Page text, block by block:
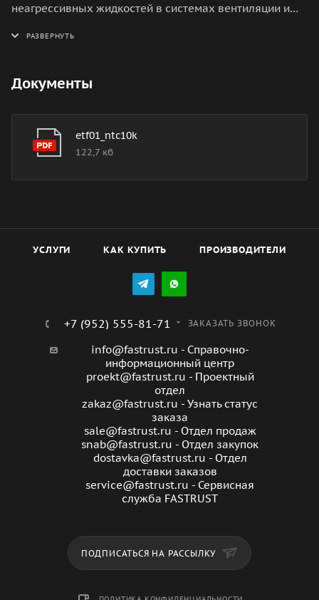
неагрессивных жидкостей в системах вентиляции и
теплоснабжения тепловых пунктов. Они
температуры в различных областях применения.
Документы
etf01_ntc10k
122,7 кб
УСЛУГИ КАК КУПИТЬ ПРОИЗВОДИТЕЛИ
+7 (952) 555-81-71 ЗАКАЗАТЬ ЗВОНОК
info@fastrust.ru - Справочно-
информационный центр
proekt@fastrust.ru - Проектный
отдел
zakaz@fastrust.ru - Узнать статус
заказа
sale@fastrust.ru - Отдел продаж
snab@fastrust.ru - Отдел закупок
dostavka@fastrust.ru - Отдел
доставки заказов
service@fastrust.ru - Сервисная
служба FASTRUST
ПОДПИСАТЬСЯ НА РАССЫЛКУ